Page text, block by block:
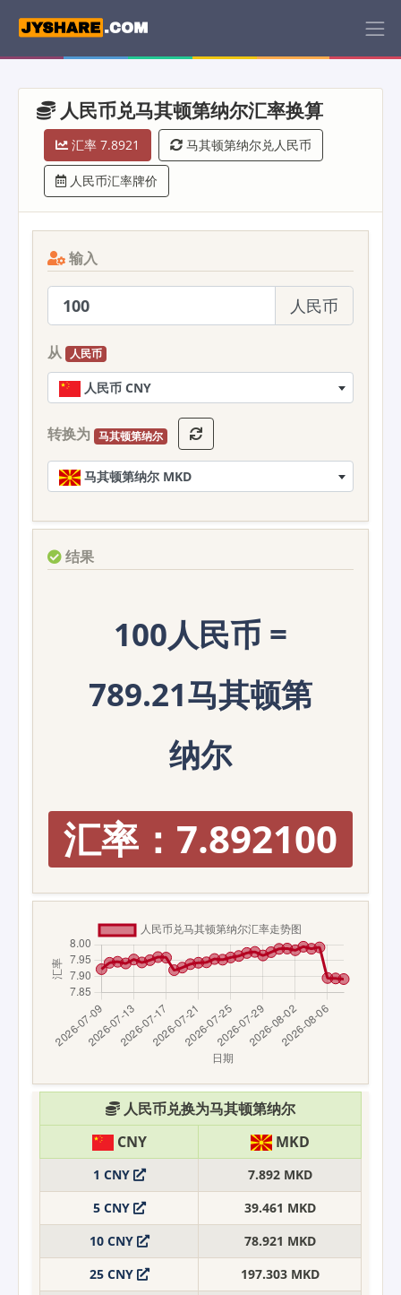
人民币兑马其顿第纳尔汇率换算
汇率 7.8921 马其顿第纳尔兑人民币
人民币汇率牌价
输入
人民币
从 人民币
人民币 CNY
转换为 马其顿第纳尔
马其顿第纳尔 MKD
结果
100人民币 =
789.21马其顿第
纳尔
汇率：7.892100
人民币兑换为马其顿第纳尔
CNY
MKD
1 CNY
7.892 MKD
5 CNY
39.461 MKD
10 CNY
78.921 MKD
25 CNY
197.303 MKD